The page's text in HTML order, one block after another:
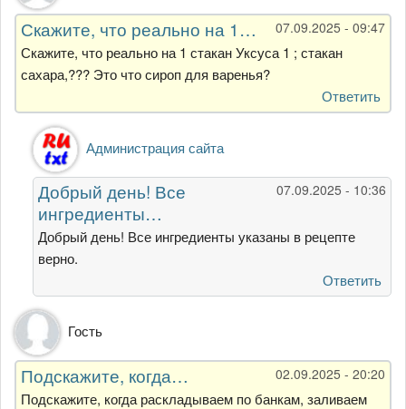
07.09.2025 - 09:47
Скажите, что реально на 1…
Скажите, что реально на 1 стакан Уксуса 1 ; стакан
сахара,??? Это что сироп для варенья?
Ответить
Ответ
на
Скажите,
что
реально
на
1…
от
Администрация сайта
07.09.2025 - 10:36
Добрый день! Все
ингредиенты…
Добрый день! Все ингредиенты указаны в рецепте
верно.
Ответить
Гость
02.09.2025 - 20:20
Подскажите, когда…
Подскажите, когда раскладываем по банкам, заливаем